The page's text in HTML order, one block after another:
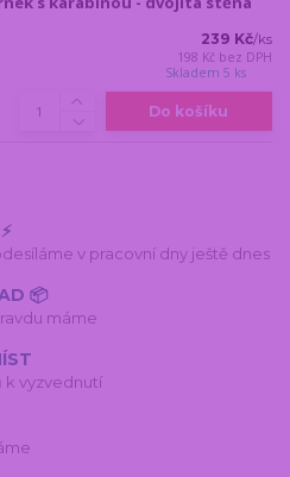
239 Kč/ks
198 Kč bez DPH
Skladem 5 ks
Do košíku
v pracovní dny ještě dnes
📦
máme
k vyzvednutí